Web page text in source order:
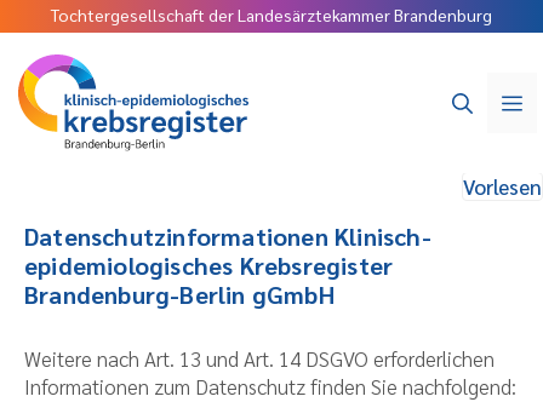
Tochtergesellschaft der Landesärztekammer Brandenburg
Vorlesen
Datenschutzinformationen Klinisch-
epidemiologisches Krebsregister
Brandenburg-Berlin gGmbH
Weitere nach Art. 13 und Art. 14 DSGVO erforderlichen
Informationen zum Datenschutz finden Sie nachfolgend: